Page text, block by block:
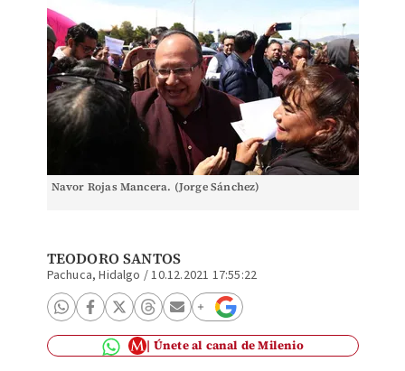
Navor Rojas Mancera. (Jorge Sánchez)
TEODORO SANTOS
Pachuca, Hidalgo /10.12.2021 17:55:22
Únete al canal de Milenio